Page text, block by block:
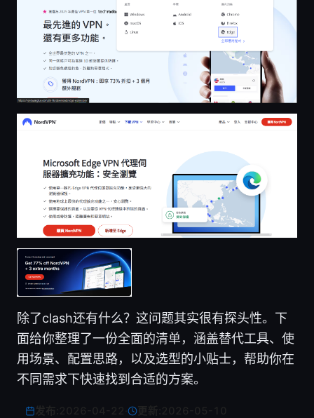
除了clash还有什么？这问题其实很有探头性。下
面给你整理了一份全面的清单，涵盖替代工具、使
用场景、配置思路，以及选型的小贴士，帮助你在
不同需求下快速找到合适的方案。
更新: